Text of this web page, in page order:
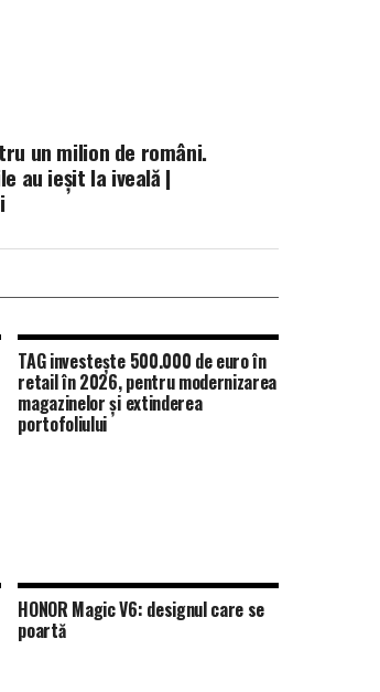
un milion de români.
au ieșit la iveală |
TAG investește 500.000 de euro în
retail în 2026, pentru modernizarea
magazinelor și extinderea
portofoliului
HONOR Magic V6: designul care se
poartă